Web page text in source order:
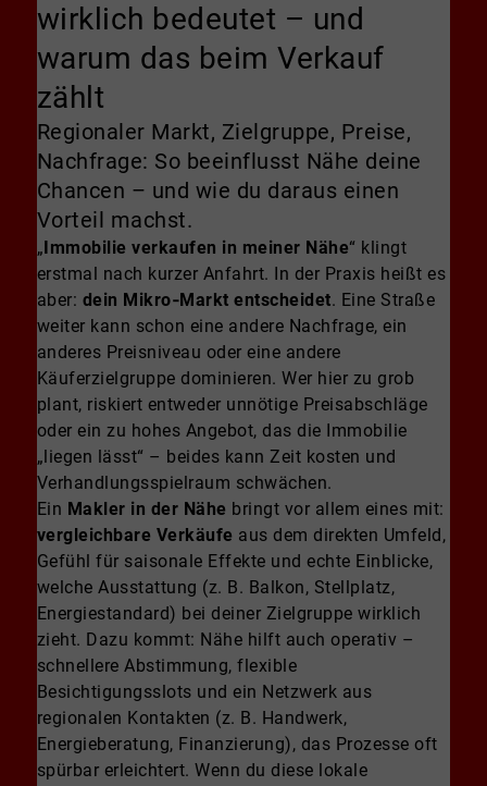
wirklich bedeutet – und
warum das beim Verkauf
zählt
Regionaler Markt, Zielgruppe, Preise,
Nachfrage: So beeinflusst Nähe deine
Chancen – und wie du daraus einen
Vorteil machst.
„Immobilie verkaufen in meiner Nähe“ klingt
erstmal nach kurzer Anfahrt. In der Praxis heißt es
aber: dein Mikro‑Markt entscheidet. Eine Straße
weiter kann schon eine andere Nachfrage, ein
anderes Preisniveau oder eine andere
Käuferzielgruppe dominieren. Wer hier zu grob
plant, riskiert entweder unnötige Preisabschläge
oder ein zu hohes Angebot, das die Immobilie
„liegen lässt“ – beides kann Zeit kosten und
Verhandlungsspielraum schwächen.
Ein Makler in der Nähe bringt vor allem eines mit:
vergleichbare Verkäufe aus dem direkten Umfeld,
Gefühl für saisonale Effekte und echte Einblicke,
welche Ausstattung (z. B. Balkon, Stellplatz,
Energiestandard) bei deiner Zielgruppe wirklich
zieht. Dazu kommt: Nähe hilft auch operativ –
schnellere Abstimmung, flexible
Besichtigungsslots und ein Netzwerk aus
regionalen Kontakten (z. B. Handwerk,
Energieberatung, Finanzierung), das Prozesse oft
spürbar erleichtert. Wenn du diese lokale